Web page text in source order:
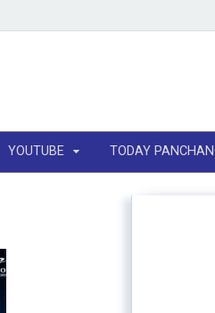
YOUTUBE TODAY